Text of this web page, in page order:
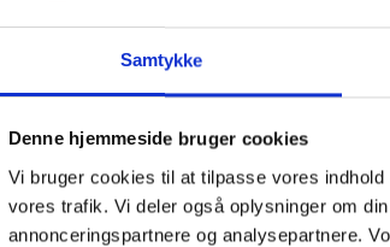
Samtykke
Denne hjemmeside bruger cookies
Vi bruger cookies til at tilpasse vores
vores trafik. Vi deler også oplysninger om
annonceringspartnere og analysepartnere.
kalender